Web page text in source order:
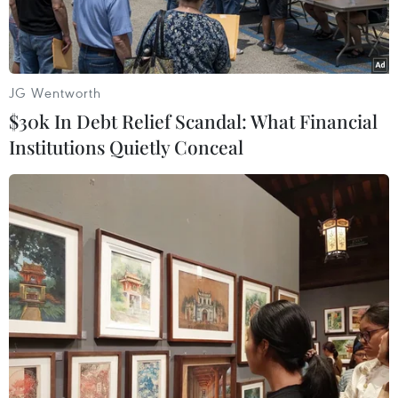
Các Hãng hàng không đều tăng chuyến và tăng cường bay
đêm trong dịp cao điểm Tết Nguyên đán 2024. (Ảnh:
PV/Vietnam+)
Mặc dù các Hãng hàng không đều tăng chuyến,
mở thêm các chặng bay vào ban đêm, tuy
nhiên, giá vé máy bay dịp cao điểm Tết Nguyên
JG Wentworth
$30k In Debt Relief Scandal: What Financial
Institutions Quietly Conceal